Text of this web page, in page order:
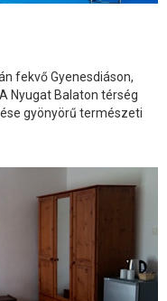
fekvő Gyenesdiáson,
Nyugat Balaton térség
gyönyörű természeti